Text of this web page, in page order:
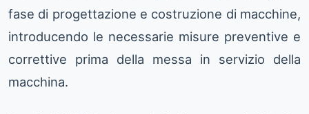
fase di progettazione e costruzione di macchine,
introducendo le necessarie misure preventive e
correttive prima della messa in servizio della
macchina.